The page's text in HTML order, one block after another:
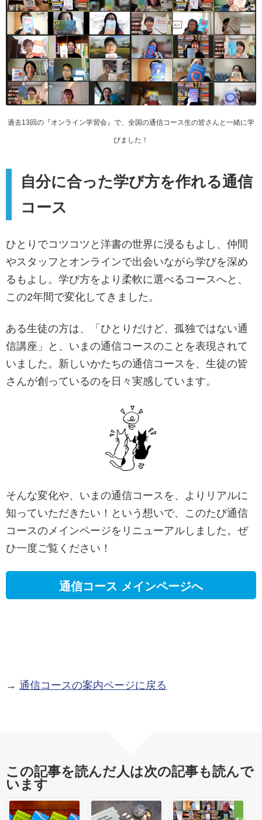
過去13回の『オンライン学習会』で、全国の通信コース生の皆さんと一緒に学
びました！
自分に合った学び方を作れる通信
コース
ひとりでコツコツと洋書の世界に浸るもよし、仲間
やスタッフとオンラインで出会いながら学びを深め
るもよし。学び方をより柔軟に選べるコースへと、
この2年間で変化してきました。
ある生徒の方は、「ひとりだけど、孤独ではない通
信講座」と、いまの通信コースのことを表現されて
いました。新しいかたちの通信コースを、生徒の皆
さんが創っているのを日々実感しています。
そんな変化や、いまの通信コースを、よりリアルに
知っていただきたい！という想いで、このたび通信
コースのメインページをリニューアルしました。ぜ
ひ一度ご覧ください！
通信コース メインページへ
→ 通信コースの案内ページに戻る
この記事を読んだ人は次の記事も読んで
います